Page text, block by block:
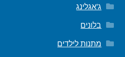
ג'אגלינג
בלונים
מתנות לילדים